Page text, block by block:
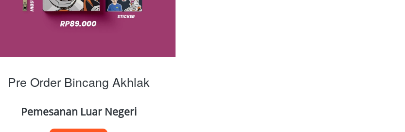
Pre Order Bincang Akhlak
Pemesanan Luar Negeri